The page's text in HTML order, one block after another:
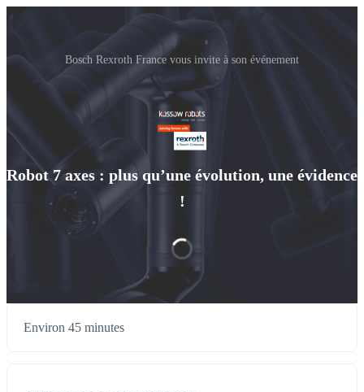
Bosch Rexroth France vous invite à son événement
Robot 7 axes : plus qu’une évolution, une évidence
!
Environ 45 minutes